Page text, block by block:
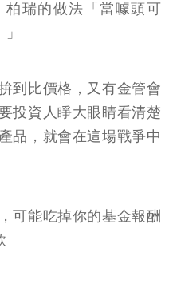
瑞的做法「當噱頭可
到比價格，又有金管會
投資人睜大眼睛看清楚
品，就會在這場戰爭中
可能吃掉你的基金報酬